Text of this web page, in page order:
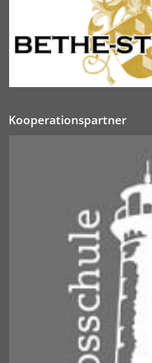
Kooperationspartner